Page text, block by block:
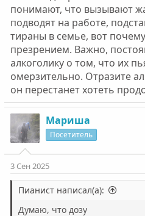
понимают, что вызывают
подводят на работе,
тираны в семье, вот
презрением. Важно,
алкоголику о том, что их
омерзительно. Отразите
он перестанет хотеть
Мариша
Посетитель
3 Сен 2025
Пианист написал(а):
Думаю, что дозу